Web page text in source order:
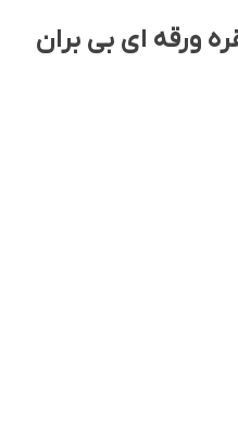
ورقه ای بی بران